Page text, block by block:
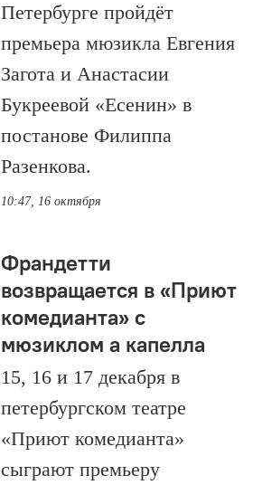
Петербурге пройдёт
премьера мюзикла Евгения
Загота и Анастасии
Букреевой «Есенин» в
постанове Филиппа
Разенкова.
10:47, 16 октября
Франдетти
возвращается в «Приют
комедианта» с
мюзиклом а капелла
15, 16 и 17 декабря в
петербургском театре
«Приют комедианта»
сыграют премьеру